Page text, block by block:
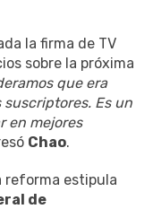
la firma de TV
sobre la próxima
que era
Es un
en mejores
Chao.
reforma estipula
de